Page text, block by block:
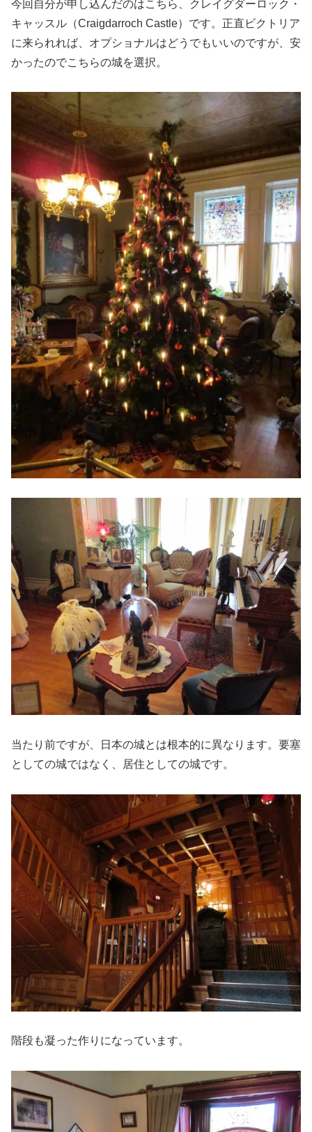
今回自分が申し込んだのはこちら、クレイグダーロック・
キャッスル（Craigdarroch Castle）です。正直ビクトリア
に来られれば、オプショナルはどうでもいいのですが、安
かったのでこちらの城を選択。
当たり前ですが、日本の城とは根本的に異なります。要塞
としての城ではなく、居住としての城です。
階段も凝った作りになっています。